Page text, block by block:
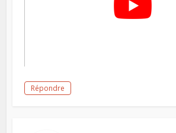
Répondre